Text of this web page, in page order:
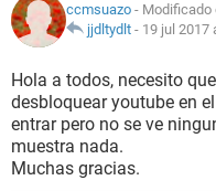
ccmsuazo - Modificado
jjdltydlt - 19 jul 2017
Hola a todos, necesito
desbloquear youtube en
entrar pero no se ve
muestra nada.
Muchas gracias.